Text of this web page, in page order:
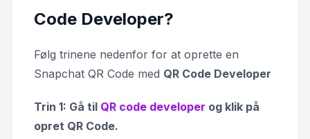
Code Developer?
Følg trinene nedenfor for at oprette en
Snapchat QR Code med QR Code Developer
Trin 1: Gå til QR code developer og klik på
opret QR Code.